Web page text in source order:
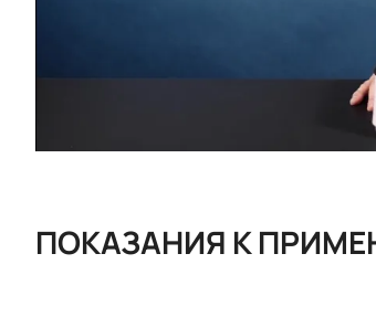
ПОКАЗАНИЯ К